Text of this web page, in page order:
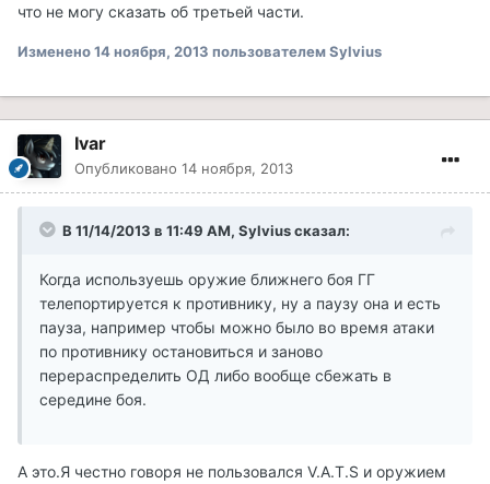
что не могу сказать об третьей части.
Изменено14 ноября, 2013 пользователем Sylvius
Ivar
Опубликовано 14 ноября, 2013
В 11/14/2013 в 11:49 AM, Sylvius сказал:
Когда используешь оружие ближнего боя ГГ
телепортируется к противнику, ну а паузу она и есть
пауза, например чтобы можно было во время атаки
по противнику остановиться и заново
перераспределить ОД либо вообще сбежать в
середине боя.
А это.Я честно говоря не пользовался V.A.T.S и оружием